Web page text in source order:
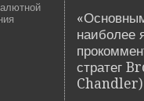
наиболее
стратег